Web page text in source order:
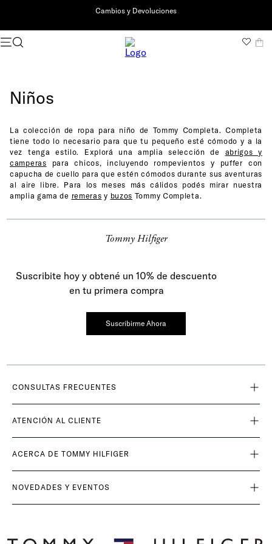
Cambios y Devoluciones
Clásicos para
Crecer
PARA NIÑA PARA NIÑO
Niños
La colección de ropa para niño de Tommy Completa. Completa
tiene todo lo necesario para que tu pequeño esté cómodo y a la
vez tenga estilo. Explorá una amplia selección de abrigos y
camperas para chicos, incluyendo rompevientos y puffer con
capucha de cuello para que estén cómodos durante sus aventuras
al aire libre. Para los meses más cálidos podés mirar nuestra
amplia gama de remeras y buzos Tommy Completa.
Tommy Hilfiger
Suscribite hoy y obtené un 10% de descuento
en tu primera compra
Suscribirme Ahora
CONSULTAS FRECUENTES
ATENCIÓN AL CLIENTE
ACERCA DE TOMMY HILFIGER
NOVEDADES Y EVENTOS